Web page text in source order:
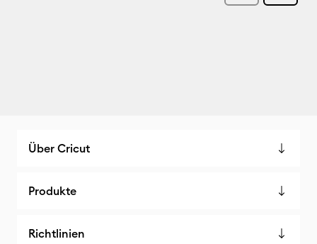
Über Cricut
Produkte
Richtlinien